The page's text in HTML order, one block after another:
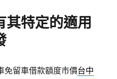
其特定的適用
免留車借款額度市價台中